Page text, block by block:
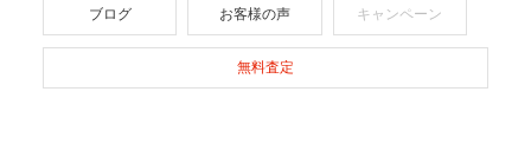
ブログ お客様の声 キャンペーン
無料査定